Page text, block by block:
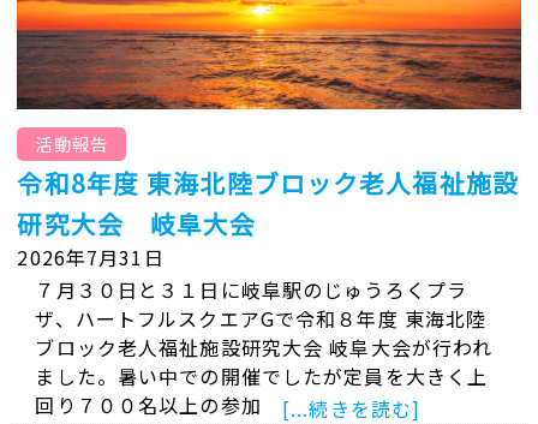
活動報告
令和8年度 東海北陸ブロック老人福祉施設
研究大会 岐阜大会
2026年7月31日
７月３０日と３１日に岐阜駅のじゅうろくプラ
ザ、ハートフルスクエアGで令和８年度 東海北陸
ブロック老人福祉施設研究大会 岐阜大会が行われ
ました。暑い中での開催でしたが定員を大きく上
回り７００名以上の参加 [...続きを読む]